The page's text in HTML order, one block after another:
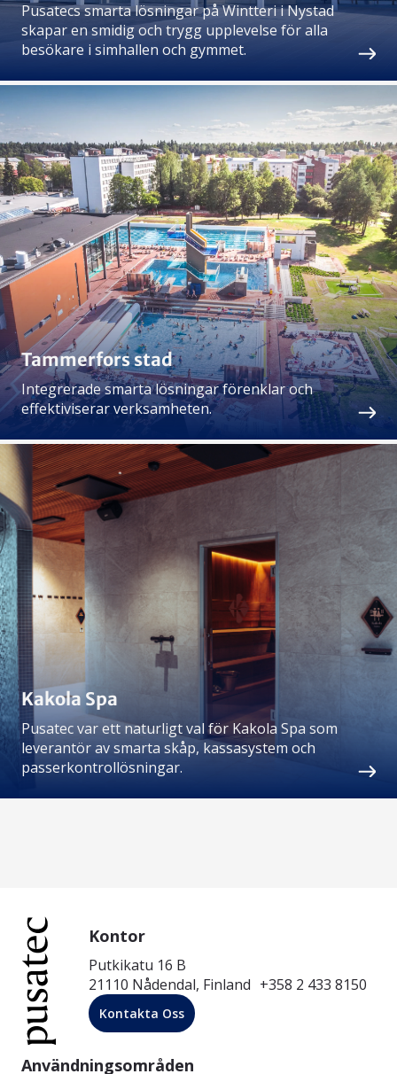
Pusatecs smarta lösningar på Wintteri i Nystad
skapar en smidig och trygg upplevelse för alla
besökare i simhallen och gymmet.
Tammerfors stad
Integrerade smarta lösningar förenklar och
effektiviserar verksamheten.
Kakola Spa
Pusatec var ett naturligt val för Kakola Spa som
leverantör av smarta skåp, kassasystem och
passerkontrollösningar.
Kontor
Putkikatu 16 B
21110 Nådendal, Finland +358 2 433 8150
Kontakta Oss
Användningsområden